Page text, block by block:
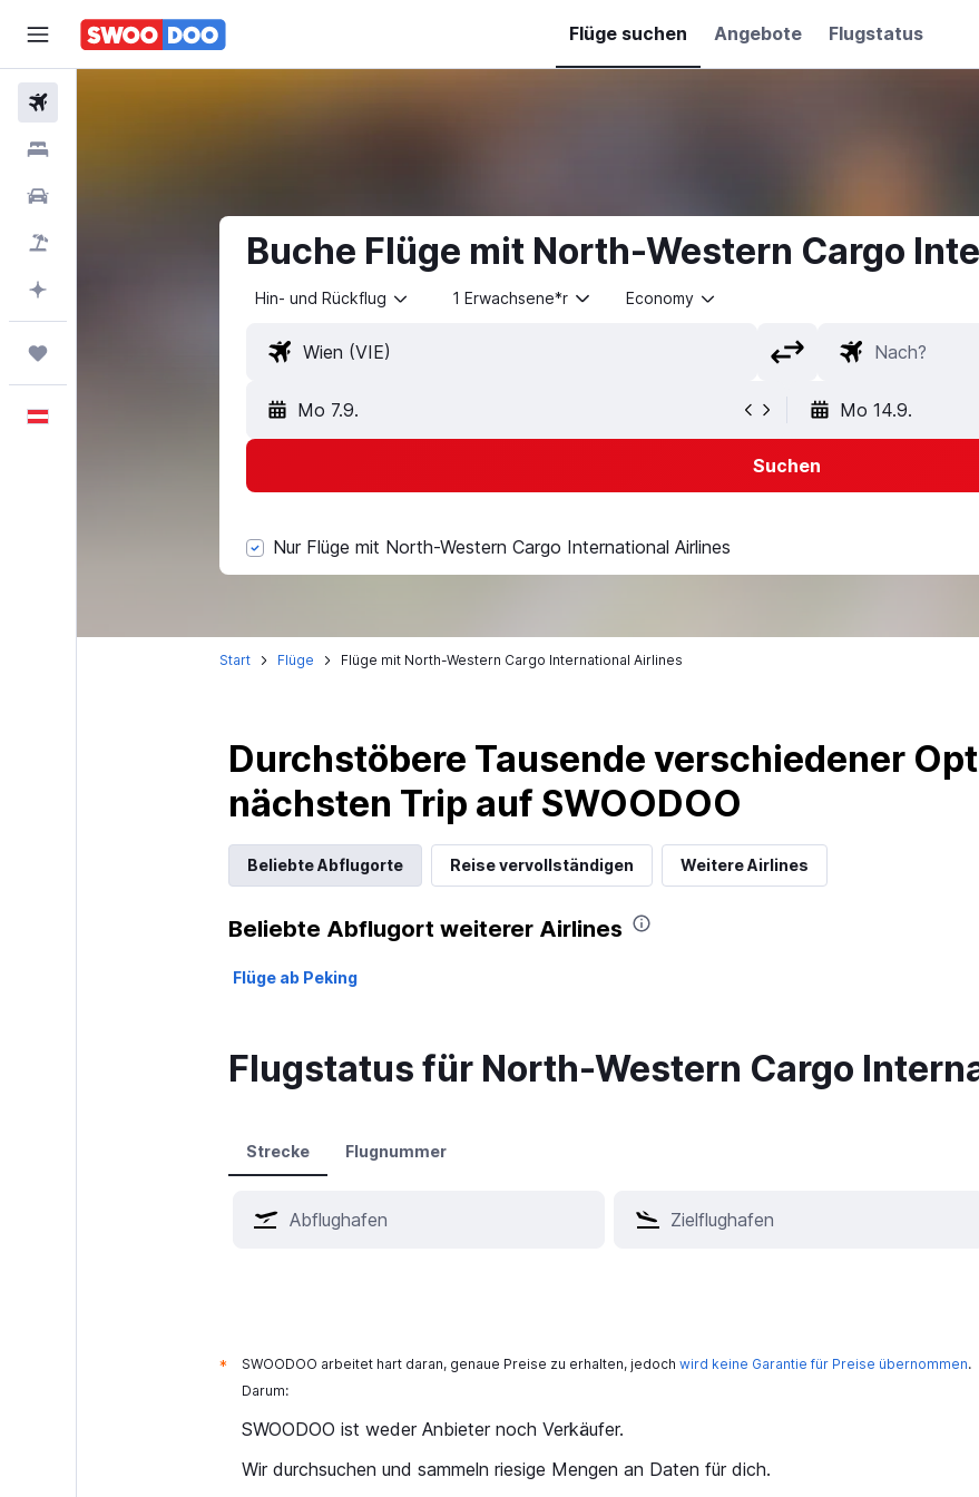
Flüge suchen Angebote Flugstatus
Buche Flüge mit North-Western Cargo
Hin- und Rückflug 1 Erwachsene*r Economy
Mo 7.9. Mo 14.9.
Suchen
Nur Flüge mit North-Western Cargo International Airlines
Start Flüge Flüge mit North-Western Cargo International Airlines
Durchstöbere Tausende verschiedener
nächsten Trip auf SWOODOO
Beliebte Abflugorte Reise vervollständigen Weitere Airlines
Beliebte Abflugort weiterer Airlines
Flüge ab Peking
Flugstatus für North-Western Cargo
Strecke Flugnummer
* SWOODOO arbeitet hart daran, genaue Preise zu erhalten, jedoch wird keine Garantie für Preise übernommen.
Darum:
SWOODOO ist weder Anbieter noch Verkäufer.
Wir durchsuchen und sammeln riesige Mengen an Daten für dich.